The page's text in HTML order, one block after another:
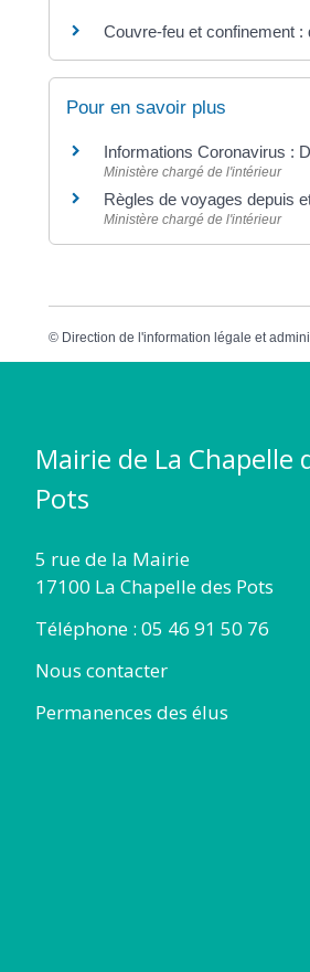
Couvre-feu et confinement
Pour en savoir plus
Informations Coronavirus :
Ministère chargé de l'intérieur
Règles de voyages depuis
Ministère chargé de l'intérieur
© Direction de l'information légale et
Mairie de La Chapelle
Pots
5 rue de la Mairie
17100 La Chapelle des Pots
Téléphone : 05 46 91 50 76
Nous contacter
Permanences des élus